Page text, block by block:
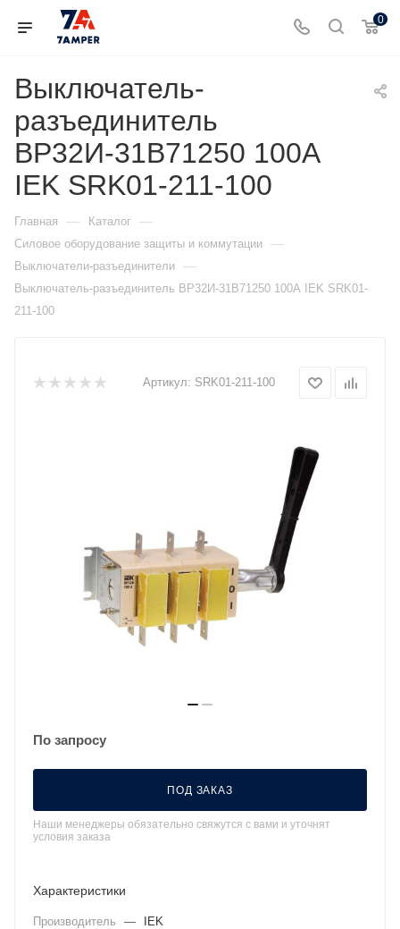
0
Выключатель-
разъединитель
ВР32И-31В71250 100А
IEK SRK01-211-100
Главная — Каталог —
Силовое оборудование защиты и коммутации —
Выключатели-разъединители —
Выключатель-разъединитель ВР32И-31В71250 100А IEK SRK01-
211-100
Артикул: SRK01-211-100
По запросу
ПОД ЗАКАЗ
Наши менеджеры обязательно свяжутся с вами и уточнят
условия заказа
Характеристики
Производитель —
IEK